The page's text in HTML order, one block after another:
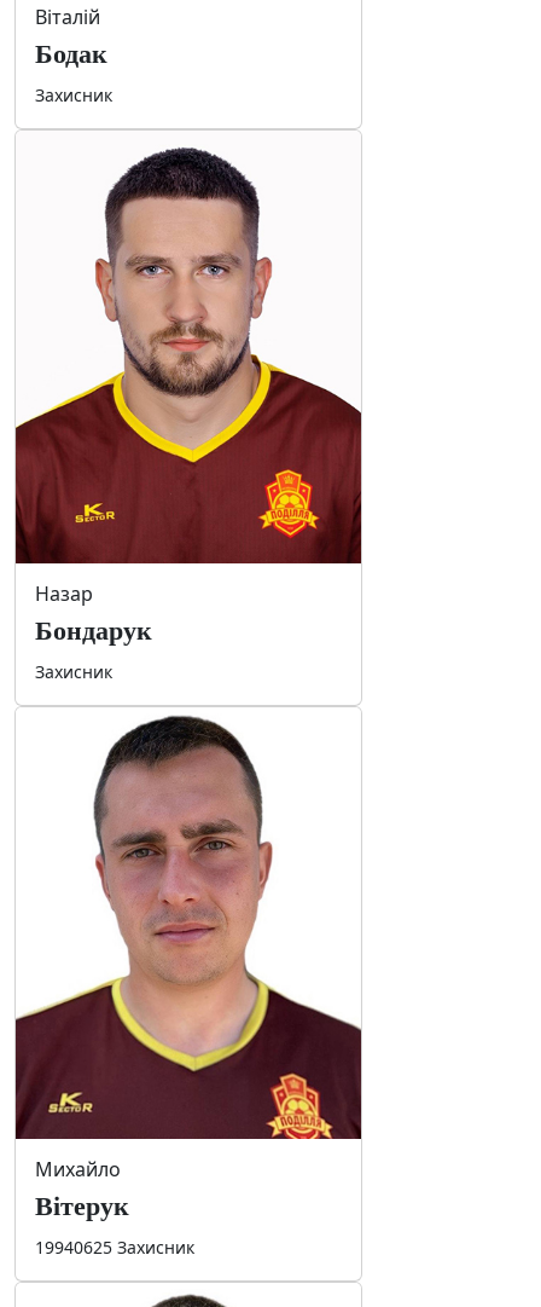
Віталій
Бодак
Захисник
Назар
Бондарук
Захисник
Михайло
Вітерук
19940625 Захисник